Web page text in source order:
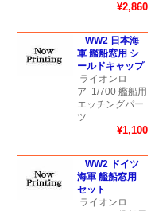
¥2,860
WW2 日本海
軍 艦船窓用 シ
ールドキャップ
ライオンロ
ア 1/700 艦船用
エッチングパー
ツ
¥1,100
WW2 ドイツ
海軍 艦船窓用
セット
ライオンロ